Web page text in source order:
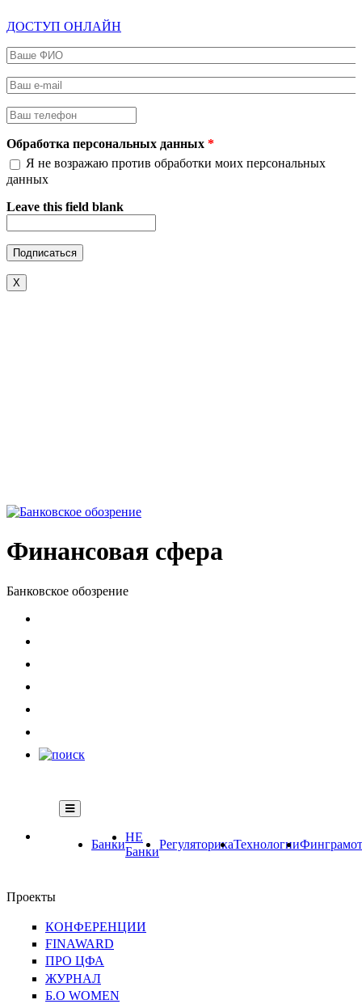
ДОСТУП ОНЛАЙН
Ваше ФИО
Ваш e-mail
Ваш телефон
Обработка персональных данных *
Я не возражаю против обработки моих персональных
данных
Leave this field blank
X
Финансовая сфера
Банковское обозрение
Банки
НЕ
Банки
РегуляторикаТехнологии
Проекты
КОНФЕРЕНЦИИ
FINAWARD
ПРО ЦФА
ЖУРНАЛ
Б.О WOMEN